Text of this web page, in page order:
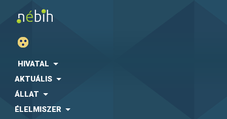
HIVATAL
AKTUÁLIS
ÁLLAT
ÉLELMISZER